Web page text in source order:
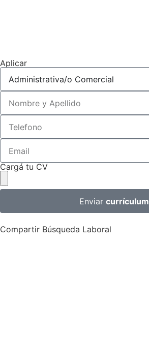
Aplicar
Cargá tu CV
Enviar currículum
Compartir Búsqueda Laboral